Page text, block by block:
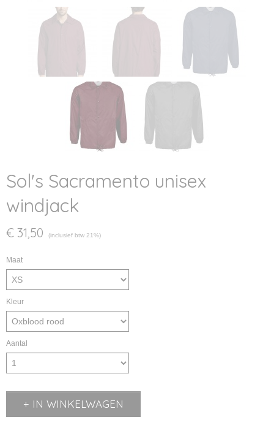
Sol's Sacramento unisex
windjack
€ 31,50 (inclusief btw 21%)
Maat
Kleur
Aantal
IN WINKELWAGEN